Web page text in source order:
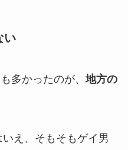
い
多かったのが、地方の
え、そもそもゲイ男